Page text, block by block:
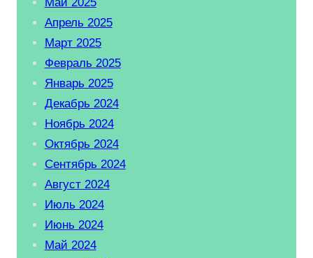
Май 2025
Апрель 2025
Март 2025
Февраль 2025
Январь 2025
Декабрь 2024
Ноябрь 2024
Октябрь 2024
Сентябрь 2024
Август 2024
Июль 2024
Июнь 2024
Май 2024